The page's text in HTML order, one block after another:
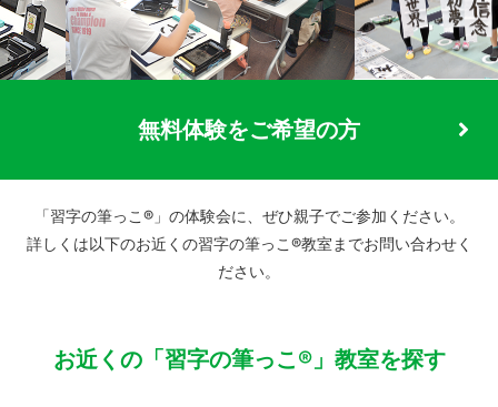
無料体験をご希望の方
「習字の筆っこ®」の体験会に、ぜひ親子でご参加ください。
詳しくは以下のお近くの習字の筆っこ®教室までお問い合わせく
ださい。
お近くの「習字の筆っこ®」教室を探す